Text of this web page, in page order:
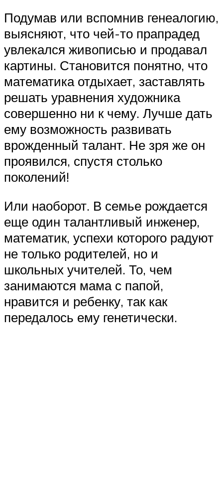
Подумав или вспомнив генеалогию,
выясняют, что чей-то прапрадед
увлекался живописью и продавал
картины. Становится понятно, что
математика отдыхает, заставлять
решать уравнения художника
совершенно ни к чему. Лучше дать
ему возможность развивать
врожденный талант. Не зря же он
проявился, спустя столько
поколений!
Или наоборот. В семье рождается
еще один талантливый инженер,
математик, успехи которого радуют
не только родителей, но и
школьных учителей. То, чем
занимаются мама с папой,
нравится и ребенку, так как
передалось ему генетически.